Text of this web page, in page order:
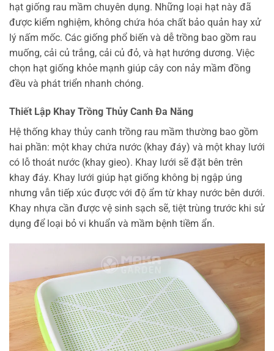
hạt giống rau mầm chuyên dụng. Những loại hạt này đã
được kiểm nghiệm, không chứa hóa chất bảo quản hay xử
lý nấm mốc. Các giống phổ biến và dễ trồng bao gồm rau
muống, cải củ trắng, cải củ đỏ, và hạt hướng dương. Việc
chọn hạt giống khỏe mạnh giúp cây con nảy mầm đồng
đều và phát triển nhanh chóng.
Thiết Lập Khay Trồng Thủy Canh Đa Năng
Hệ thống khay thủy canh trồng rau mầm thường bao gồm
hai phần: một khay chứa nước (khay đáy) và một khay lưới
có lỗ thoát nước (khay gieo). Khay lưới sẽ đặt bên trên
khay đáy. Khay lưới giúp hạt giống không bị ngập úng
nhưng vẫn tiếp xúc được với độ ẩm từ khay nước bên dưới.
Khay nhựa cần được vệ sinh sạch sẽ, tiệt trùng trước khi sử
dụng để loại bỏ vi khuẩn và mầm bệnh tiềm ẩn.